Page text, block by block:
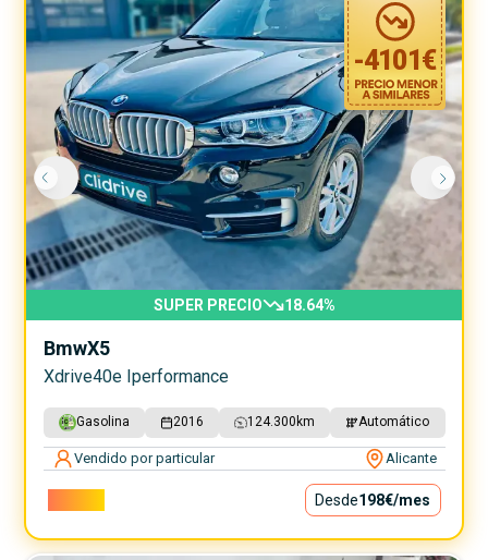
-4101€
SUPER PRECIO 18.64%
BmwX5
Xdrive40e Iperformance
Gasolina 2016 124.300 km Automático
Vendido por particular Alicante
Desde198€/mes